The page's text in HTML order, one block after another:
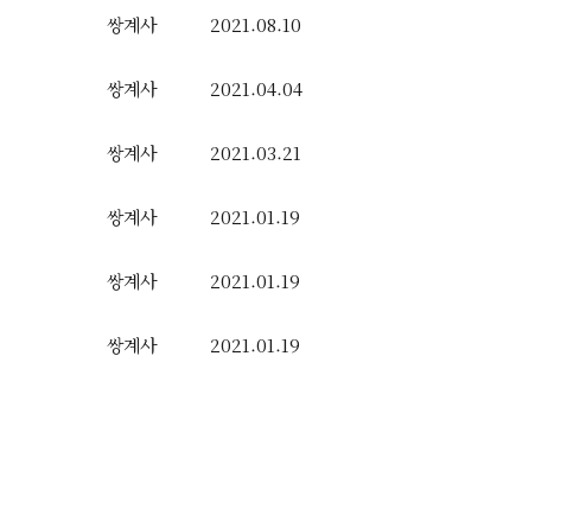
쌍계사
2021.08.10
쌍계사
2021.04.04
쌍계사
2021.03.21
쌍계사
2021.01.19
쌍계사
2021.01.19
쌍계사 2021.01.19